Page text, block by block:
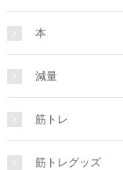
本
減量
筋トレ
筋トレグッズ